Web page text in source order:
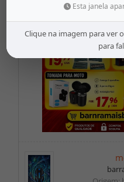
Esta janela
Clique na imagem para ver
para